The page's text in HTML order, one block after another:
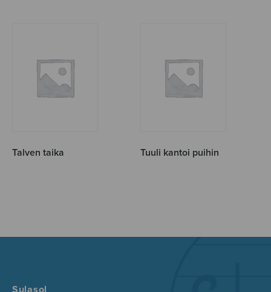
Talven taika Tuuli kantoi puihin
Sulasol